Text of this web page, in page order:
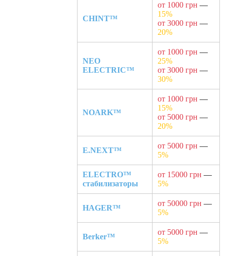
CHINT™
от 1000 грн —
15%
от 3000 грн —
20%
NEO
ELECTRIC™
от 1000 грн —
25%
от 3000 грн —
30%
NOARK™
от 1000 грн —
15%
от 5000 грн —
20%
E.NEXT™
от 5000 грн —
5%
ELECTRO™
стабилизаторы
от 15000 грн —
5%
HAGER™
от 50000 грн —
5%
Berker™
от 5000 грн —
5%